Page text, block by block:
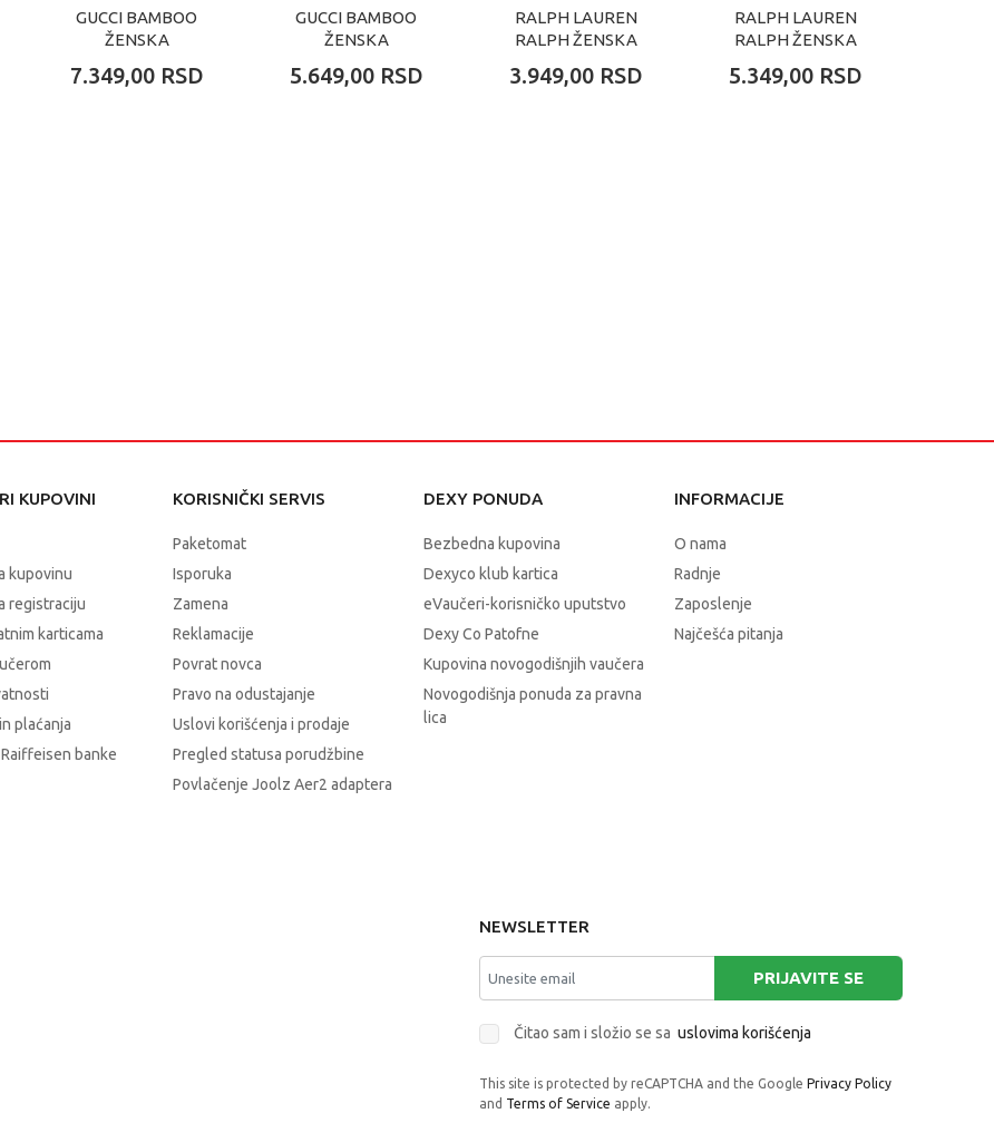
GUCCI BAMBOO
ŽENSKA
50ML EDT
7.349,00 RSD
GUCCI BAMBOO
ŽENSKA
30ML EDT
5.649,00 RSD
RALPH LAUREN
RALPH ŽENSKA
50ML EDT
3.949,00 RSD
RALPH LAUREN
RALPH ŽENSKA
100ML EDT
5.349,00 RSD
KUPOVINI
kupovinu
registraciju
karticama
plaćanja
banke
KORISNIČKI SERVIS
Paketomat
Isporuka
Zamena
Reklamacije
Povrat novca
Pravo na odustajanje
Uslovi korišćenja i prodaje
Pregled statusa porudžbine
Povlačenje Joolz Aer2 adaptera
DEXY PONUDA
Bezbedna kupovina
Dexyco klub kartica
eVaučeri-korisničko uputstvo
Dexy Co Patofne
Kupovina novogodišnjih vaučera
Novogodišnja ponuda za pravna
lica
INFORMACIJE
O nama
Radnje
Zaposlenje
Najčešća pitanja
NEWSLETTER
PRIJAVITE SE
Čitao sam i složio se sa uslovima korišćenja
This site is protected by reCAPTCHA and the Google Privacy Policy
and Terms of Service apply.